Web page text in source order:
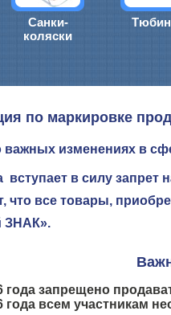
Санки-
коляски
по маркировке
изменениях в
вступает в силу
что все товары,
ЗНАК».
года запрещено
года всем участникам